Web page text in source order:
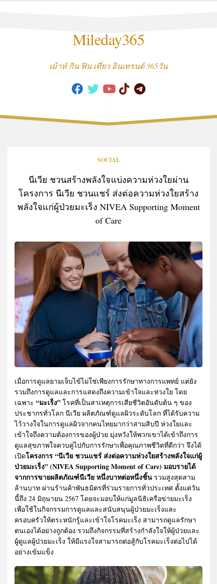
Mileday365
เม้าท์ กิน ฟิน เที่ยว อินเทรนด์ 365วัน
SOCIAL
นีเวีย ชวนสร้างพลังใจแบ่งความห่วงใยผ่าน
โครงการ นีเวีย ชวนแชร์ ส่งต่อความห่วงใยสร้าง
พลังใจแก่ผู้ป่วยมะเร็ง NIVEA Supporting Moment
of Care
เมื่อการดูแลยามเจ็บไข้ไม่ใช่เพียงการรักษาทางการแพทย์ แต่ยัง
รวมถึงการดูแลและการแสดงถึงความเข้าใจและห่วงใย โดย
เฉพาะ “มะเร็ง” โรคที่เป็นสาเหตุการเสียชีวิตอันดับต้น ๆ ของ
ประชากรทั่วโลก นีเวีย ผลิตภัณฑ์ดูแลผิวระดับโลก ที่ได้รับความ
ไว้วางใจในการดูแลผิวจากคนไทยมากว่าสามสิบปี ห่วงใยและ
เข้าใจถึงความต้องการของผู้ป่วย มุ่งหวังให้พวกเขาได้เข้าถึงการ
ดูแลสุขภาพใจควบคู่ไปกับการรักษาเพื่อคุณภาพชีวิตที่ดีกว่า จึงได้
เปิดโครงการ “นีเวีย ชวนแชร์ ส่งต่อความห่วงใยสร้างพลังใจแก่ผู้
ป่วยมะเร็ง” (NIVEA Supporting Moment of Care) มอบรายได้
จากการขายผลิตภัณฑ์นีเวีย หนึ่งบาทต่อหนึ่งชิ้น รวมสูงสุดสาม
ล้านบาท ผ่านร้านค้าพันธมิตรที่ร่วมรายการทั่วประเทศ ตั้งแต่วัน
นี้ถึง 24 มิถุนายน 2567 โดยจะมอบให้แก่มูลนิธิเครือข่ายมะเร็ง
เพื่อใช้ในกิจกรรมการดูแลและสนับสนุนผู้ป่วยมะเร็งและ
ครอบครัวให้ตระหนักรู้และเข้าใจโรคมะเร็ง สามารถดูแลรักษา
ตนเองได้อย่างถูกต้อง รวมถึงกิจกรรมที่สร้างกำลังใจให้ผู้ป่วยและ
ผู้ดูแลผู้ป่วยมะเร็ง ให้มีแรงใจสามารถต่อสู้กับโรคมะเร็งต่อไปได้
อย่างเข้มแข็ง